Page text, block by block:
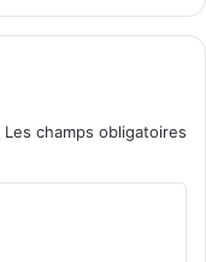
Les champs obligatoires